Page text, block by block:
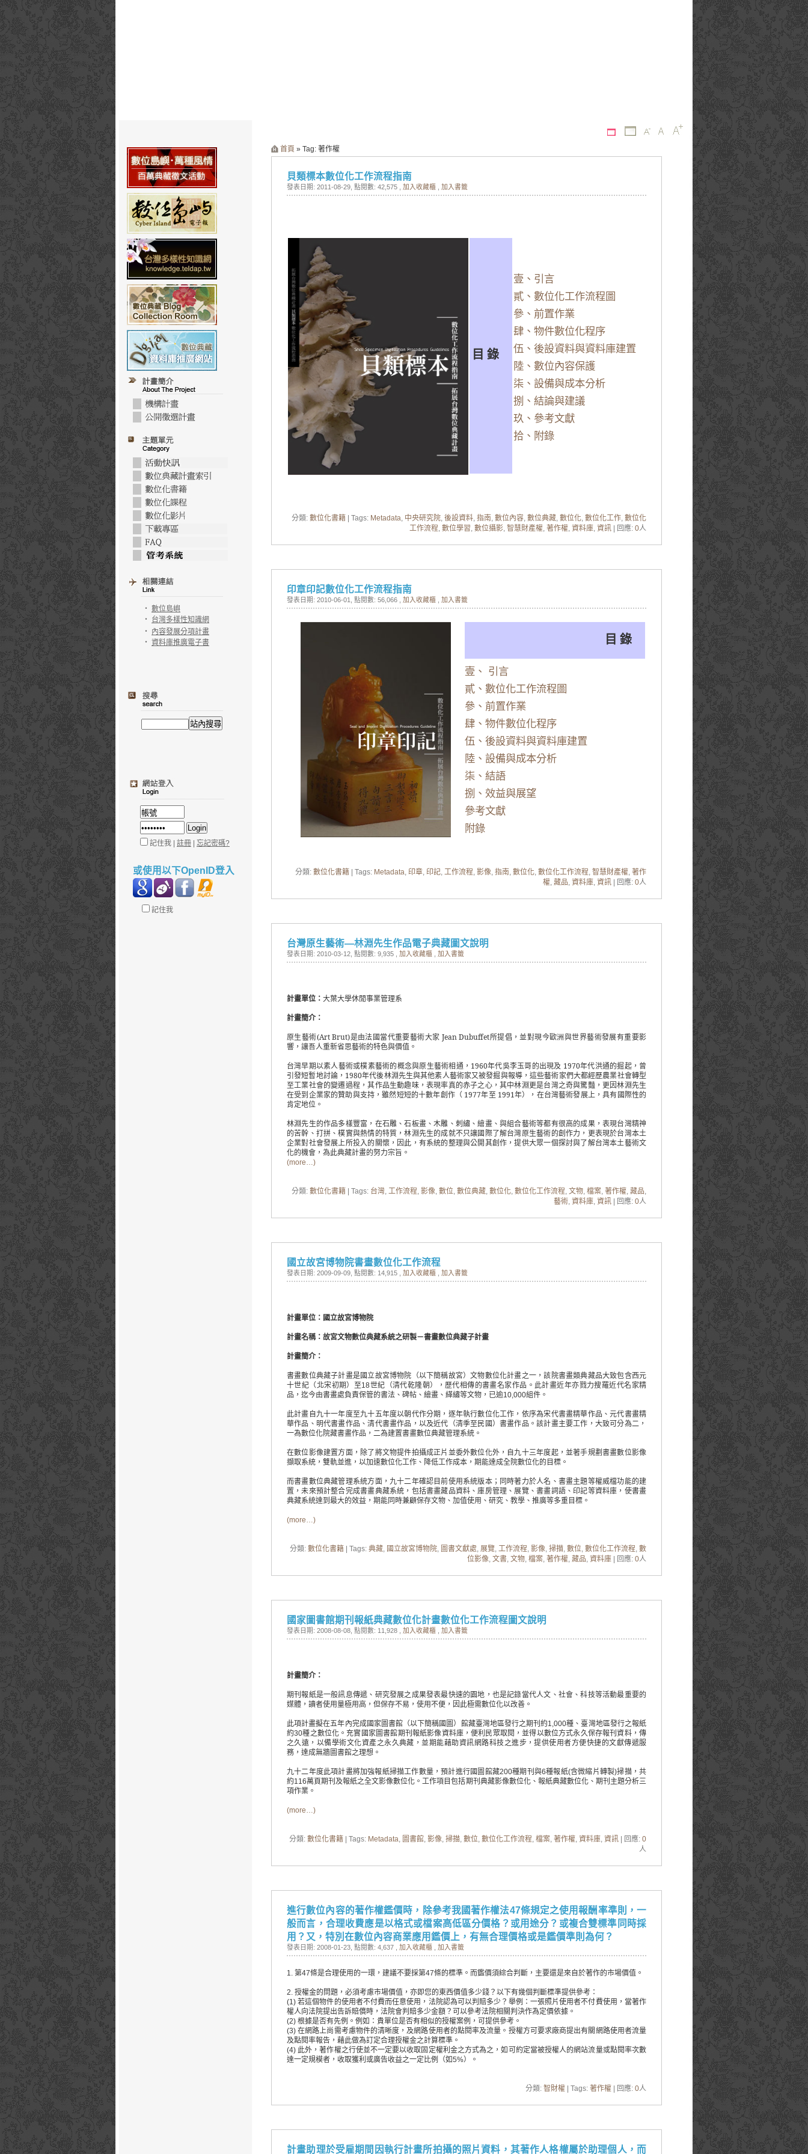
‧ 數位島嶼
‧ 台灣多樣性知識網
‧ 內容發展分項計畫
‧ 資料庫推廣電子書
記住我 | 註冊 | 忘記密碼?
或使用以下OpenID登入
記住我
首頁 » Tag: 著作權
貝類標本數位化工作流程指南
發表日期: 2011-08-29 , 點閱數: 42,575 , 加入收藏櫃 加入書籤
目 錄
壹、引言
貳、數位化工作流程圖
參、前置作業
肆、物件數位化程序
伍、後設資料與資料庫建置
陸、數位內容保護
柒、設備與成本分析
捌、結論與建議
玖、參考文獻
拾、附錄
分類: 數位化書籍 | Tags: Metadata, 中央研究院, 後設資料, 指南, 數位內容, 數位典藏, 數位化, 數位化工作, 數位化
工作流程, 數位學習, 數位攝影, 智慧財產權, 著作權, 資料庫, 資訊 | 回應: 0人
印章印記數位化工作流程指南
發表日期: 2010-06-01 , 點閱數: 56,066 , 加入收藏櫃 加入書籤
目 錄
壹、 引言
貳、數位化工作流程圖
參、前置作業
肆、物件數位化程序
伍、後設資料與資料庫建置
陸、設備與成本分析
柒、結語
捌、效益與展望
參考文獻
附錄
分類: 數位化書籍 | Tags: Metadata, 印章, 印記, 工作流程, 影像, 指南, 數位化, 數位化工作流程, 智慧財產權, 著作
權, 藏品, 資料庫, 資訊 | 回應: 0人
台灣原生藝術—林淵先生作品電子典藏圖文說明
發表日期: 2010-03-12 , 點閱數: 9,935 , 加入收藏櫃 加入書籤
計畫單位： 大葉大學休閒事業管理系
計畫簡介 ：
原生藝術(Art Brut)是由法國當代重要藝術大家 Jean Dubuffet所提倡，並對現今歐洲與世界藝術發展有重要影
響，讓吾人重新省思藝術的特色與價值。
台灣早期以素人藝術或樸素藝術的概念與原生藝術相通， 1960年代吳李玉哥的出現及 1970年代洪通的掘起，曾
引發短暫地討論， 1980年代後林淵先生與其他素人藝術家又被發掘與報導，這些藝術家們大都經歷農業社會轉型
至工業社會的變遷過程，其作品生動趣味，表現率真的赤子之心，其中林淵更是台灣之奇與驚豔，更因林淵先生
在受到企業家的贊助與支持，雖然短短的十數年創作（ 1977年至 1991年），在台灣藝術發展上，具有國際性的
肯定地位。
林淵先生的作品多樣豐富，在石雕、石板畫、木雕、刺繡、繪畫、與組合藝術等都有很高的成果，表現台灣精神
的苦幹、打拼、樸實與熱情的特質，林淵先生的成就不只讓國際了解台灣原生藝術的創作力，更表現於台灣本土
企業對社會發展上所投入的關懷，因此，有系統的整理與公開其創作，提供大眾一個探討與了解台灣本土藝術文
化的機會，為此典藏計畫的努力宗旨。
(more…)
分類: 數位化書籍 | Tags: 台灣, 工作流程, 影像, 數位, 數位典藏, 數位化, 數位化工作流程, 文物, 檔案, 著作權, 藏品,
藝術, 資料庫, 資訊 | 回應: 0人
國立故宮博物院書畫數位化工作流程
發表日期: 2009-09-09 , 點閱數: 14,915 , 加入收藏櫃 加入書籤
計畫單位：國立故宮博物院
計畫名稱： 故宮文物數位典藏系統之研製－書畫數位典藏子計畫
計畫簡介 ：
書畫數位典藏子計畫是國立故宮博物院（以下簡稱故宮）文物數位化計畫之一，該院書畫類典藏品大致包含西元
十世紀（北宋初期）至18世紀（清代乾隆朝），歷代相傳的書畫名家作品。此計畫近年亦戮力搜羅近代名家精
品，迄今由書畫處負責保管的書法、碑帖、繪畫、緙繡等文物，已逾10,000組件。
此計畫自九十一年度至九十五年度以朝代作分期，逐年執行數位化工作，依序為宋代書畫精華作品、元代書畫精
華作品、明代書畫作品、清代書畫作品，以及近代（清季至民國）書畫作品。該計畫主要工作，大致可分為二，
一為數位化院藏書畫作品，二為建置書畫數位典藏管理系統。
在數位影像建置方面，除了將文物提件拍攝成正片並委外數位化外，自九十三年度起，並著手規劃書畫數位影像
擷取系統，雙軌並進，以加速數位化工作、降低工作成本，期能達成全院數位化的目標。
而書畫數位典藏管理系統方面，九十二年確認目前使用系統版本；同時著力於人名、書畫主題等權威檔功能的建
置，未來預計整合完成書畫典藏系統，包括書畫藏品資料、庫房管理、展覽、書畫詞語、印記等資料庫，使書畫
典藏系統達到最大的效益，期能同時兼顧保存文物、加值使用、研究、教學、推廣等多重目標。
(more…)
分類: 數位化書籍 | Tags: 典藏, 國立故宮博物院, 圖書文獻處, 展覽, 工作流程, 影像, 掃描, 數位, 數位化工作流程, 數
位影像, 文書, 文物, 檔案, 著作權, 藏品, 資料庫 | 回應: 0人
國家圖書館期刊報紙典藏數位化計畫數位化工作流程圖文說明
發表日期: 2008-08-08 , 點閱數: 11,928 , 加入收藏櫃 加入書籤
計畫簡介 ：
期刊報紙是一般訊息傳遞、研究發展之成果發表最快速的園地，也是記錄當代人文、社會、科技等活動最重要的
媒體，讀者使用量極用高，但保存不易，使用不便，因此極需數位化以改善。
此項計畫擬在五年內完成國家圖書館（以下簡稱國圖）館藏臺灣地區發行之期刊約1,000種、臺灣地區發行之報紙
約30種之數位化。充實國家圖書館期刊報紙影像資料庫，便利民眾取閱，並得以數位方式永久保存報刊資料，傳
之久遠，以備學術文化資產之永久典藏，並期能藉助資訊網路科技之進步，提供使用者方便快捷的文獻傳遞服
務，達成無牆圖書館之理想。
九十二年度此項計畫將加強報紙掃描工作數量，預計進行國圖館藏200種期刊與6種報紙(含微縮片轉製)掃描，共
約116萬頁期刊及報紙之全文影像數位化。工作項目包括期刊典藏影像數位化、報紙典藏數位化、期刊主題分析三
項作業。
(more…)
分類: 數位化書籍 | Tags: Metadata, 圖書館, 影像, 掃描, 數位, 數位化工作流程, 檔案, 著作權, 資料庫, 資訊 | 回應: 0
人
進行數位內容的著作權鑑價時，除參考我國著作權法47條規定之使用報酬率準則，一
般而言，合理收費應是以格式或檔案高低區分價格？或用途分？或複合雙標準同時採
用？又，特別在數位內容商業應用鑑價上，有無合理價格或是鑑價準則為何？
發表日期: 2008-01-23 , 點閱數: 4,637 , 加入收藏櫃 加入書籤
1. 第47條是合理使用的一環，建議不要採第47條的標準。而鑑價須綜合判斷，主要還是來自於著作的市場價值。
2. 授權金的問題，必須考慮市場價值，亦即您的東西價值多少錢？以下有幾個判斷標準提供參考：
(1) 若這個物件的使用者不付費而任意使用，法院認為可以判賠多少？舉例：一張照片使用者不付費使用，當著作
權人向法院提出告訴賠償時，法院會判賠多少金額？可以參考法院相關判決作為定價依據。
(2) 根據是否有先例。例如：貴單位是否有相似的授權案例，可提供參考。
(3) 在網路上尚需考慮物件的清晰度，及網路使用者的點閱率及流量。授權方可要求廠商提出有關網路使用者流量
及點閱率報告，藉此做為訂定合理授權金之計算標準。
(4) 此外，著作權之行使並不一定要以收取固定權利金之方式為之，如可約定當被授權人的網站流量或點閱率次數
達一定規模者，收取獲利或廣告收益之一定比例（如5%）。
分類: 智財權 | Tags: 著作權 | 回應: 0人
計畫助理於受雇期間因執行計畫所拍攝的照片資料，其著作人格權屬於助理個人，而